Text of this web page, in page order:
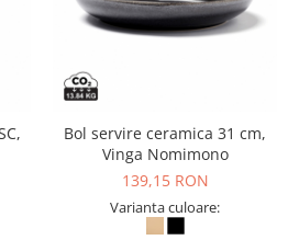
Bol servire ceramica 31 cm,
Vinga Nomimono
139,15 RON
Varianta culoare: